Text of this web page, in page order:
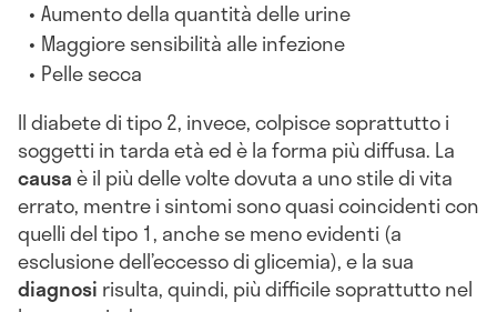
Aumento della quantità delle urine
Maggiore sensibilità alle infezione
Pelle secca
Il diabete di tipo 2, invece, colpisce soprattutto i
soggetti in tarda età ed è la forma più diffusa. La
causaè il più delle volte dovuta a uno stile di vita
errato, mentre i sintomi sono quasi coincidenti con
quelli del tipo 1, anche se meno evidenti (a
esclusione dell’eccesso di glicemia), e la sua
diagnosi risulta, quindi, più difficile soprattutto nel